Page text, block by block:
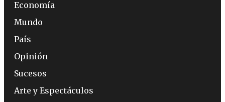
Economía
Mundo
País
Opinión
Sucesos
Arte y Espectáculos